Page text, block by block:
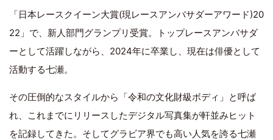
「日本レースクイーン大賞(現レースアンバサダーアワード)20
22」で、新人部門グランプリ受賞。トップレースアンバサダ
ーとして活躍しながら、2024年に卒業し、現在は俳優として
活動する七瀬。
その圧倒的なスタイルから「令和の文化財級ボディ」と呼ば
れ、これまでにリリースしたデジタル写真集が軒並みヒット
を記録してきた。そしてグラビア界でも高い人気を誇る七瀬